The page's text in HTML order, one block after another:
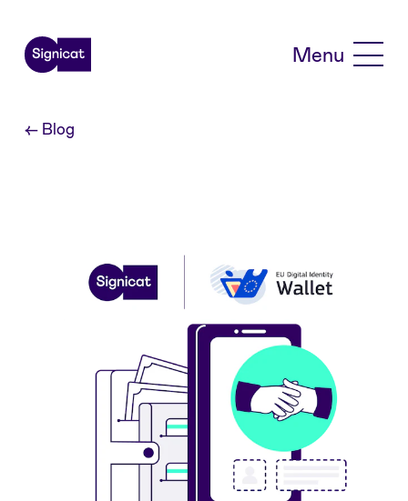
Menu
←Blog